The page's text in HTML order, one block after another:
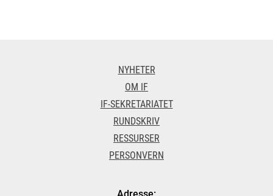
NYHETER
OM IF
IF-SEKRETARIATET
RUNDSKRIV
RESSURSER
PERSONVERN